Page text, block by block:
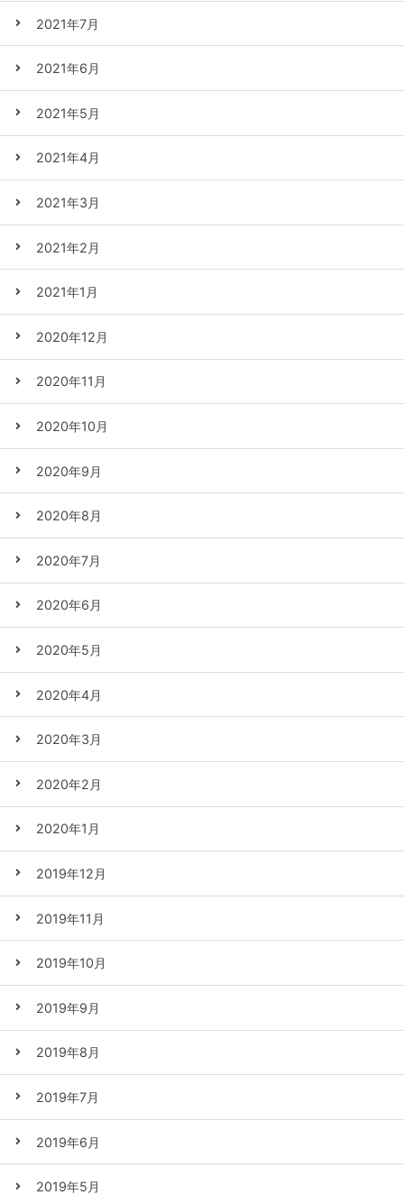
2021年7月
2021年6月
2021年5月
2021年4月
2021年3月
2021年2月
2021年1月
2020年12月
2020年11月
2020年10月
2020年9月
2020年8月
2020年7月
2020年6月
2020年5月
2020年4月
2020年3月
2020年2月
2020年1月
2019年12月
2019年11月
2019年10月
2019年9月
2019年8月
2019年7月
2019年6月
2019年5月